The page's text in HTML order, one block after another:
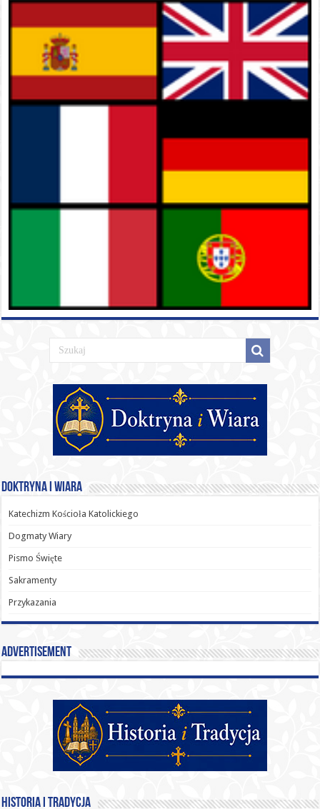
Doktryna i Wiara
Katechizm Kościoła Katolickiego
Dogmaty Wiary
Pismo Święte
Sakramenty
Przykazania
Advertisement
Historia i Tradycja